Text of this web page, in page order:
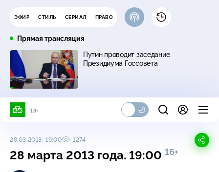
ЭФИР СТИЛЬ СЕРИАЛ ПРАВО
Прямая трансляция
Путин проводит заседание
Президиума Госсовета
18+
28.03.2013, 19:00 1274
28 марта 2013 года. 19:00 16+